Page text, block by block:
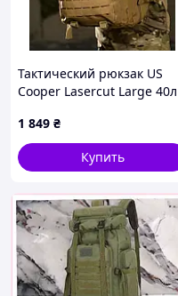
Тактический рюкзак US
Cooper Lasercut Large 40л
1 849 ₴
Купить